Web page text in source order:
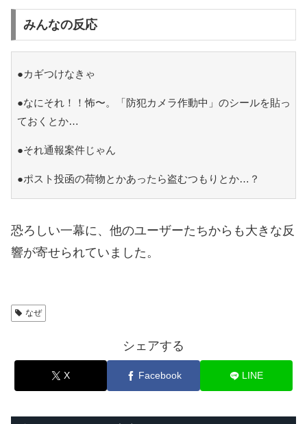
みんなの反応
●カギつけなきゃ
●なにそれ！！怖〜。「防犯カメラ作動中」のシールを貼っ
ておくとか…
●それ通報案件じゃん
●ポスト投函の荷物とかあったら盗むつもりとか…？
恐ろしい一幕に、他のユーザーたちからも大きな反
響が寄せられていました。
なぜ
シェアする
X Facebook LINE